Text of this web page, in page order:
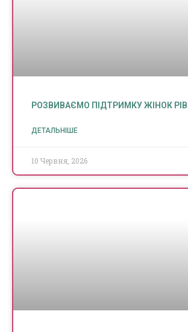
РОЗВИВАЄМО ПІДТРИМКУ ЖІНОК
ДЕТАЛЬНІШЕ
10 Червня, 2026